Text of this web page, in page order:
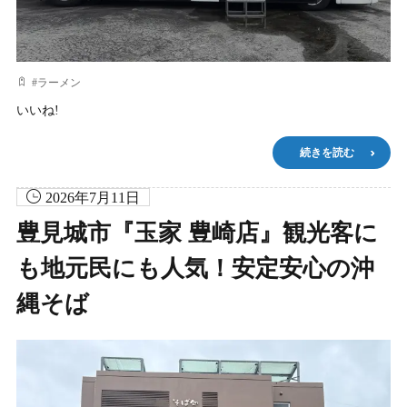
#ラーメン
いいね!
続きを読む
2026年7月11日
豊見城市『玉家 豊崎店』観光客に
も地元民にも人気！安定安心の沖
縄そば